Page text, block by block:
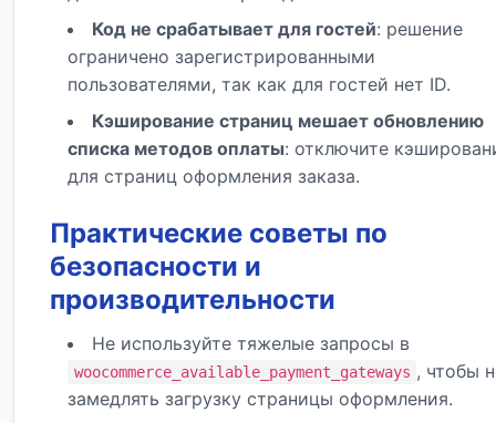
Код не срабатывает для гостей: решение
ограничено зарегистрированными
пользователями, так как для гостей нет ID.
Кэширование страниц мешает обновлению
списка методов оплаты: отключите
для страниц оформления заказа.
Практические советы по
безопасности и
производительности
Не используйте тяжелые запросы в
woocommerce_available_payment_gateways , чтобы
замедлять загрузку страницы оформления.